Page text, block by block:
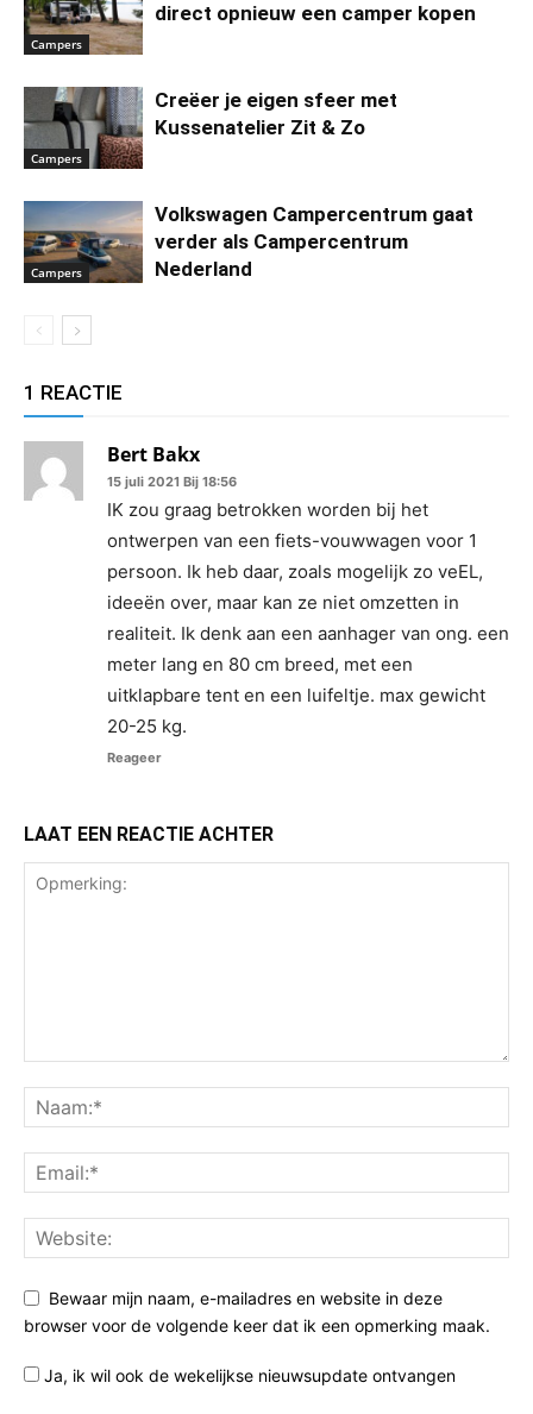
Campers
direct opnieuw een camper kopen
Campers
Creëer je eigen sfeer met
Kussenatelier Zit & Zo
Campers
Volkswagen Campercentrum gaat
verder als Campercentrum
Nederland
1 REACTIE
Bert Bakx
15 juli 2021 Bij 18:56
IK zou graag betrokken worden bij het
ontwerpen van een fiets-vouwwagen voor 1
persoon. Ik heb daar, zoals mogelijk zo veEL,
ideeën over, maar kan ze niet omzetten in
realiteit. Ik denk aan een aanhager van ong. een
meter lang en 80 cm breed, met een
uitklapbare tent en een luifeltje. max gewicht
20-25 kg.
Reageer
LAAT EEN REACTIE ACHTER
Bewaar mijn naam, e-mailadres en website in deze
browser voor de volgende keer dat ik een opmerking maak.
Ja, ik wil ook de wekelijkse nieuwsupdate ontvangen